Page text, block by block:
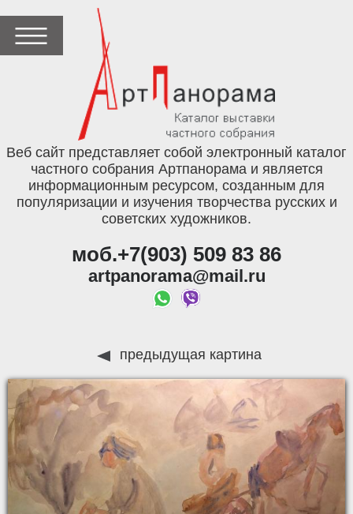
Веб сайт представляет собой электронный каталог
частного собрания Артпанорама и является
информационным ресурсом, созданным для
популяризации и изучения творчества русских и
советских художников.
моб.+7(903) 509 83 86
artpanorama@mail.ru
предыдущая картина